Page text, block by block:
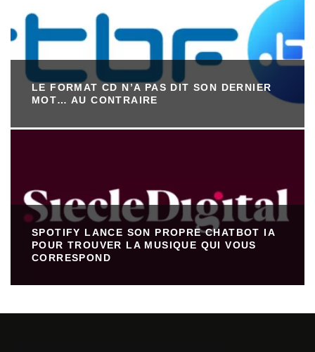
LE FORMAT CD N’A PAS DIT SON DERNIER
MOT… AU CONTRAIRE
SPOTIFY LANCE SON PROPRE CHATBOT IA
POUR TROUVER LA MUSIQUE QUI VOUS
CORRESPOND